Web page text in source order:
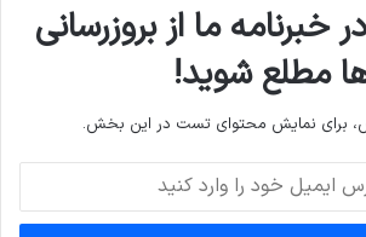
ما از بروزرسانی
مطلع شوید!
برای نمایش محتوای تست در این بخش.